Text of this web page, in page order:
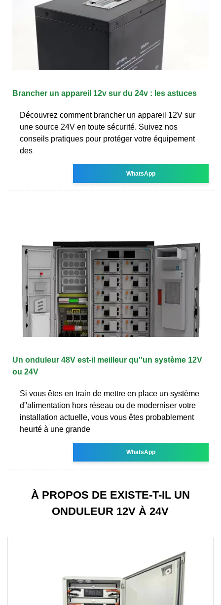
Brancher un appareil 12v sur du 24v : les astuces
Découvrez comment brancher un appareil 12V sur
une source 24V en toute sécurité. Suivez nos
conseils pratiques pour protéger votre équipement
des
WhatsApp
Un onduleur 48V est-il meilleur qu''un système 12V
ou 24V
Si vous êtes en train de mettre en place un système
d''alimentation hors réseau ou de moderniser votre
installation actuelle, vous vous êtes probablement
heurté à une grande
WhatsApp
À PROPOS DE EXISTE-T-IL UN
ONDULEUR 12V À 24V